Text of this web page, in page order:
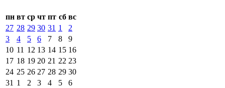
пн вт ср чт пт сб вс
27 28 29 30 31 1
2
3
4 5 6 7 8
9
10 11 12 13 14 15 16
17 18 19 20 21 22 23
24 25 26 27 28 29 30
31 1 2 3 4 5
6